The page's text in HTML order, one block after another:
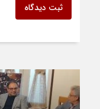
ثبت دیدگاه